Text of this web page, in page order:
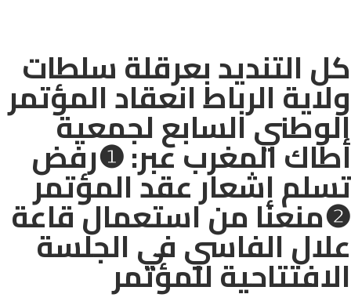
كل التنديد بعرقلة سلطات
ولاية الرباط انعقاد المؤتمر
الوطني السابع لجمعية
أطاك المغرب عبر: ❶رفض
تسلم إشعار عقد المؤتمر
❷منعنا من استعمال قاعة
علال الفاسي في الجلسة
الافتتاحية للمؤتمر